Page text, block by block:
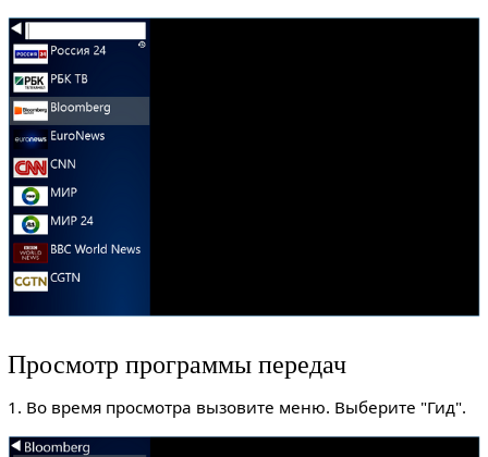
Просмотр программы передач
1. Во время просмотра вызовите меню. Выберите "Гид".